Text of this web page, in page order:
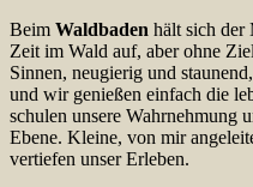
Beim Waldbaden hält sich der
Zeit im Wald auf, aber ohne
Sinnen, neugierig und
und wir genießen einfach die
schulen unsere Wahrnehmung
Ebene. Kleine, von mir
vertiefen unser Erleben.